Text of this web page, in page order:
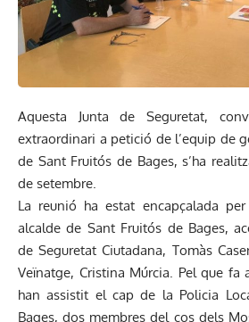
Aquesta Junta de Seguretat,
extraordinari a petició de l’equip de
de Sant Fruitós de Bages, s’ha
de setembre.
La reunió ha estat encapçalada per
alcalde de Sant Fruitós de Bages,
de Seguretat Ciutadana, Tomàs
Veïnatge, Cristina Múrcia. Pel que fa
han assistit el cap de la Policia
Bages, dos membres del cos dels